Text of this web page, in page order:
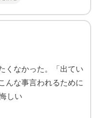
くなかった。「出てい
んな事言われるために
しい